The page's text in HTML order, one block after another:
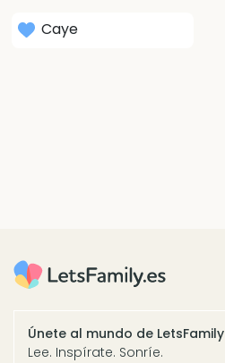
Caye
Únete al mundo de LetsFamily
Lee. Inspírate. Sonríe.